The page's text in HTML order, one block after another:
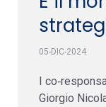
05-DIC-2024
I
Giorgio